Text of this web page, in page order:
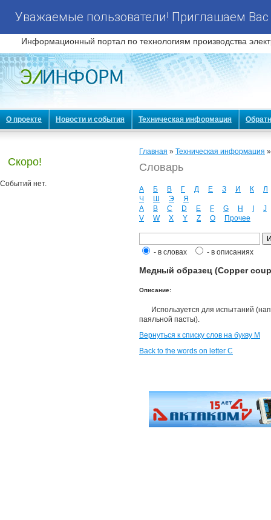
Уважаемые пользователи! Приглашаем
Информационный портал по технологиям производства
О проекте Новости и события Техническая информация
Скоро!
Событий нет.
Главная » Техническая информация
Словарь
А Б В Г Д Е З И К
Л
Ч
Ш Э
Я
A
B C D E F G H
J
V
W X Y Z О Прочее
- в словах - в описаниях
Медный образец (Copper
Описание:
Используется для испытаний
паяльной пасты).
Вернуться к списку слов на букву М
Back to the words on letter C